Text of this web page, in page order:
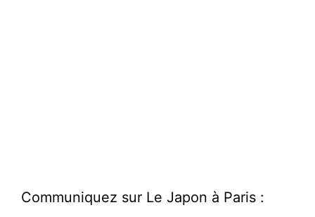
Communiquez sur Le Japon à Paris :